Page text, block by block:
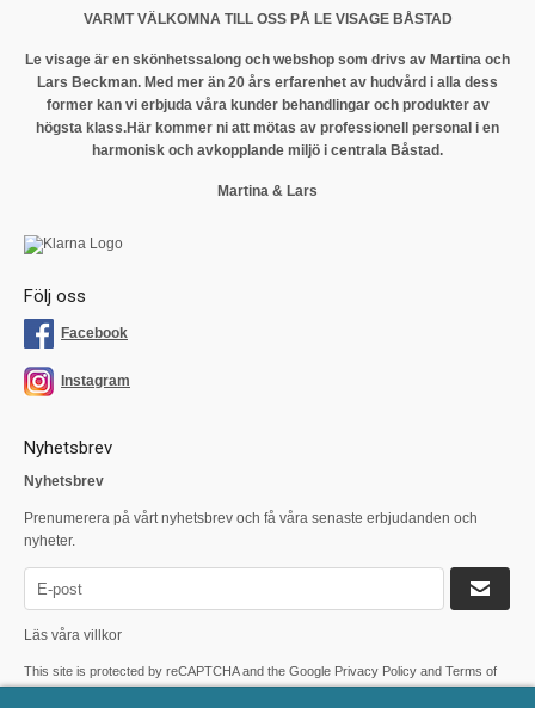
VARMT VÄLKOMNA TILL OSS PÅ LE VISAGE BÅSTAD
Le visage är en skönhetssalong och webshop som drivs av Martina och
Lars Beckman. Med mer än 20 års erfarenhet av hudvård i alla dess
former kan vi erbjuda våra kunder behandlingar och produkter av
högsta klass.Här kommer ni att mötas av professionell personal i en
harmonisk och avkopplande miljö i centrala Båstad.
Martina & Lars
Följ oss
Facebook
Instagram
Nyhetsbrev
Nyhetsbrev
Prenumerera på vårt nyhetsbrev och få våra senaste erbjudanden och
nyheter.
Läs våra villkor
This site is protected by reCAPTCHA and the Google Privacy Policy and Terms of
Serviceapply.